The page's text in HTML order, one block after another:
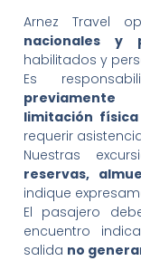
Arnez Travel
nacionales y
habilitados y
Es
previamente
limitación
requerir
Nuestras
reservas,
indique
El pasajero
encuentro
salida no